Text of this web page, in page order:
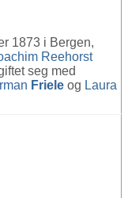
1873 i Bergen,
Reehorst
seg med
Friele og Laura